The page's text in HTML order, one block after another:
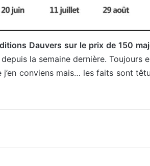
Dauvers sur le prix de 150
la semaine dernière. Toujours
conviens mais… les faits sont